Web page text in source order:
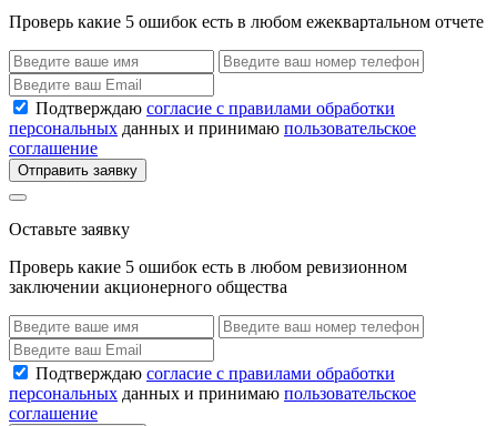
Проверь какие 5 ошибок есть в любом ежеквартальном отчете
Подтверждаю согласие с правилами обработки
персональных данных и принимаю пользовательское
соглашение
Отправить заявку
Оставьте заявку
Проверь какие 5 ошибок есть в любом ревизионном
заключении акционерного общества
Подтверждаю согласие с правилами обработки
персональных данных и принимаю пользовательское
соглашение